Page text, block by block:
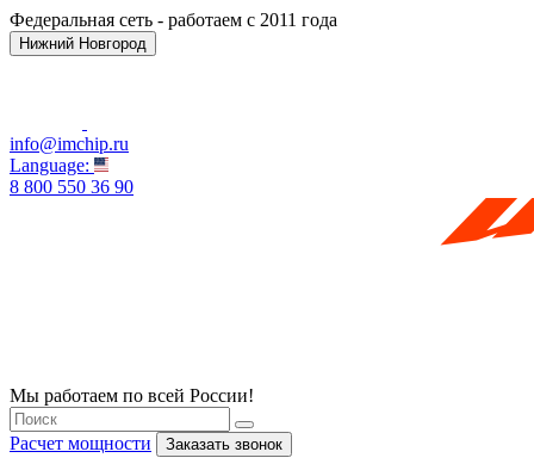
Федеральная сеть - работаем с 2011 года
Нижний Новгород
info@imchip.ru
Language:
8 800 550 36 90
Мы работаем по всей России!
Расчет мощности Заказать звонок